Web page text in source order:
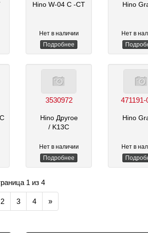
Hino W-04 C -CT
Нет в наличии
Подробнее
Hino
Нет в
3530972
Hino Другое
/ K13C
Нет в наличии
Подробнее
471191-
Hino
Нет в
1 из 4
2 3 4 »